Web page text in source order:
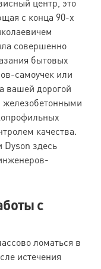
центр, это
с конца 90-х
совершенно
бытовых
самоучек или
вашей дорогой
железобетонными
качества.
Dyson здесь
с
ломаться в
истечения